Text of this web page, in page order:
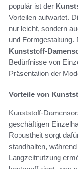
populär ist der
Vorteilen aufwartet.
nur leicht, sondern
und Formgestaltung.
Kunststoff-
Bedürfnisse von
Präsentation der
Vorteile von
Kunststoff-
geschäftigen
Robustheit sorgt
standhalten,
Langzeitnutzung